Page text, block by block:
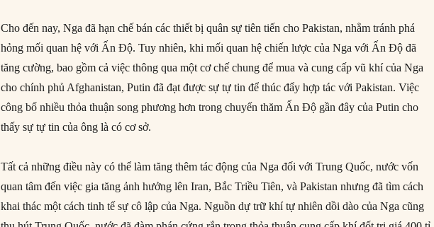
Cho đến nay, Nga đã hạn chế bán các thiết bị quân sự tiên tiến cho Pakistan, nhằm tránh phá
hỏng mối quan hệ với Ấn Độ. Tuy nhiên, khi mối quan hệ chiến lược của Nga với Ấn Độ đã
tăng cường, bao gồm cả việc thông qua một cơ chế chung để mua và cung cấp vũ khí của Nga
cho chính phủ Afghanistan, Putin đã đạt được sự tự tin để thúc đẩy hợp tác với Pakistan. Việc
công bố nhiều thỏa thuận song phương hơn trong chuyến thăm Ấn Độ gần đây của Putin cho
thấy sự tự tin của ông là có cơ sở.
Tất cả những điều này có thể làm tăng thêm tác động của Nga đối với Trung Quốc, nước vốn
quan tâm đến việc gia tăng ảnh hưởng lên Iran, Bắc Triều Tiên, và Pakistan nhưng đã tìm cách
khai thác một cách tinh tế sự cô lập của Nga. Nguồn dự trữ khí tự nhiên dồi dào của Nga cũng